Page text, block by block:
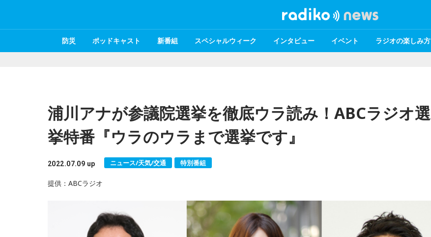
防災 ポッドキャスト 新番組 スペシャルウィーク インタビュー イベント ラジオの楽しみ方
浦川アナが参議院選挙を徹底ウラ読み！ABCラジオ選
挙特番『ウラのウラまで選挙です』
2022.07.09 up ニュース/天気/交通 特別番組
提供：ABCラジオ